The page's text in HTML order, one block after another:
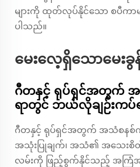
များကို ထုတ်လုပ်နိုင်သော စပီကာမ
ပါသည်။
မေးလေ့ရှိသောမေးခွန်
ဂီတနှင့် ရုပ်ရှင်အတွက် အ
ရာတွင် ဘယ်လိုချဉ်းကပ်
ဂီတနှင့် ရုပ်ရှင်အတွက် အသံစနစ်
အသုံးပြုချက်၊ အသံ၏ အသေးစိတ်မ
လမ်းကို ဖြည့်စွက်နိုင်သည့် အကြံအရာ